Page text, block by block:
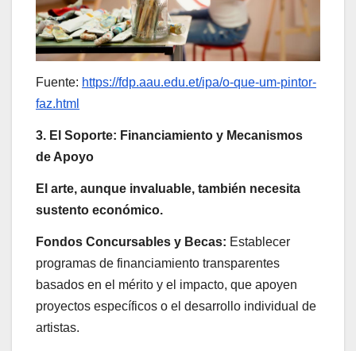
Fuente: https://fdp.aau.edu.et/ipa/o-que-um-pintor-
faz.html
3. El Soporte: Financiamiento y Mecanismos
de Apoyo
El arte, aunque invaluable, también necesita
sustento económico.
Fondos Concursables y Becas: Establecer
programas de financiamiento transparentes
basados en el mérito y el impacto, que apoyen
proyectos específicos o el desarrollo individual de
artistas.